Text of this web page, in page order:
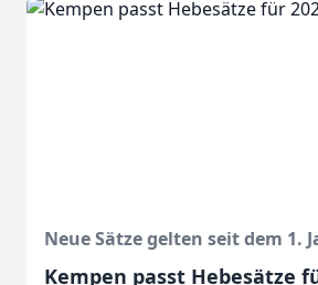
Neue Sätze gelten seit dem 1.
Kempen passt Hebesätze